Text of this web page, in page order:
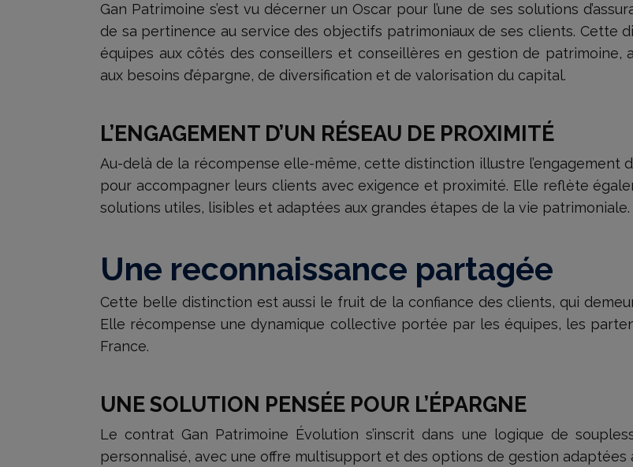
Gan Patrimoine s’est vu décerner un Oscar pour l’une de ses solutions
de sa pertinence au service des objectifs patrimoniaux de ses clients. Cette
équipes aux côtés des conseillers et conseillères en gestion de patrimoine,
aux besoins d’épargne, de diversification et de valorisation du capital.
L’ENGAGEMENT D’UN RÉSEAU DE PROXIMITÉ
Au-delà de la récompense elle-même, cette distinction illustre l’engagement
pour accompagner leurs clients avec exigence et proximité. Elle reflète
solutions utiles, lisibles et adaptées aux grandes étapes de la vie patrimoniale.
Une reconnaissance partagée
Cette belle distinction est aussi le fruit de la confiance des clients, qui
Elle récompense une dynamique collective portée par les équipes, les
France.
UNE SOLUTION PENSÉE POUR L’ÉPARGNE
Le contrat Gan Patrimoine Évolution s’inscrit dans une logique de
personnalisé, avec une offre multisupport et des options de gestion adaptées